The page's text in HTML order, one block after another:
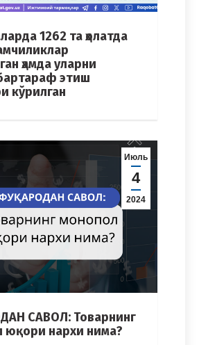
1262 та ҳолатда
ҳамда уларни
этиш
кўрилган
Июль
4
2024
САВОЛ: Товарнинг
юқори нархи нима?